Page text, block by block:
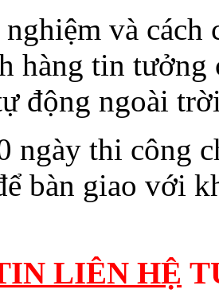
và cách
hàng tin
động ngoài
ngày thi công
bàn giao với
LIÊN HỆ